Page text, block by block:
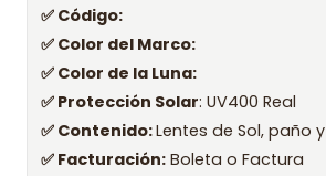
✅ Código:
✅ Color del Marco:
✅ Color de la Luna:
✅ Protección Solar: UV400 Real
✅ Contenido:Lentes de Sol, paño
✅ Facturación: Boleta o Factura